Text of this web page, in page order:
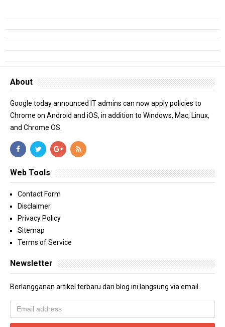
About
Google today announced IT admins can now apply policies to
Chrome on Android and iOS, in addition to Windows, Mac, Linux,
and Chrome OS.
Web Tools
Contact Form
Disclaimer
Privacy Policy
Sitemap
Terms of Service
Newsletter
Berlangganan artikel terbaru dari blog ini langsung via email.